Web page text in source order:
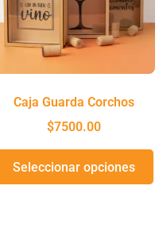
Caja Guarda Corchos
$7500.00
Seleccionar opciones